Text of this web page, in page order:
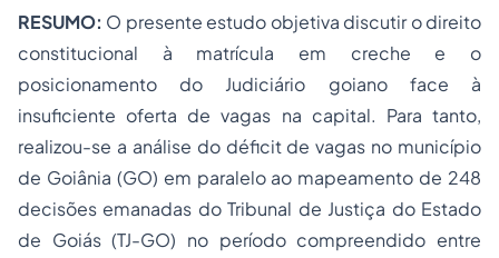
RESUMO: O presente estudo objetiva discutir o direito
constitucional à matrícula em creche e o
posicionamento do Judiciário goiano face à
insuficiente oferta de vagas na capital. Para tanto,
realizou-se a análise do déficit de vagas no município
de Goiânia (GO) em paralelo ao mapeamento de 248
decisões emanadas do Tribunal de Justiça do Estado
de Goiás (TJ-GO) no período compreendido entre